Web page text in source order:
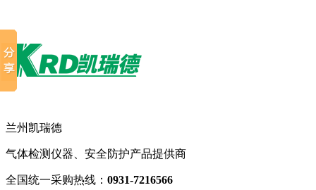
兰州凯瑞德
气体检测仪器、安全防护产品提供商
全国统一采购热线： 0931-7216566